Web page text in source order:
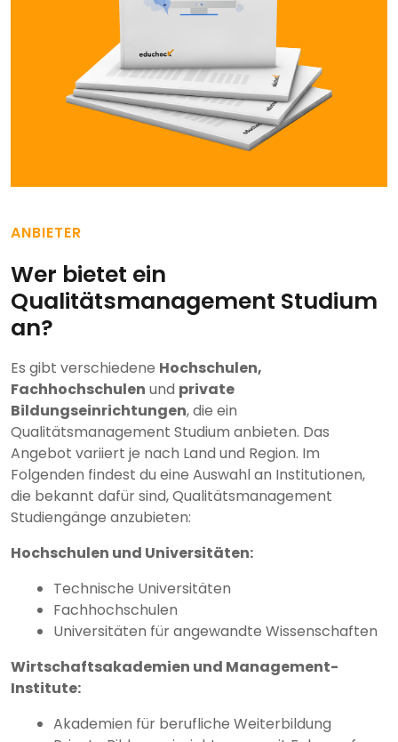
ANBIETER
Wer bietet ein
Qualitätsmanagement Studium
an?
Es gibt verschiedene Hochschulen,
Fachhochschulen und private
Bildungseinrichtungen, die ein
Qualitätsmanagement Studium anbieten. Das
Angebot variiert je nach Land und Region. Im
Folgenden findest du eine Auswahl an Institutionen,
die bekannt dafür sind, Qualitätsmanagement
Studiengänge anzubieten:
Hochschulen und Universitäten:
Technische Universitäten
Fachhochschulen
Universitäten für angewandte Wissenschaften
Wirtschaftsakademien und Management-
Institute:
Akademien für berufliche Weiterbildung